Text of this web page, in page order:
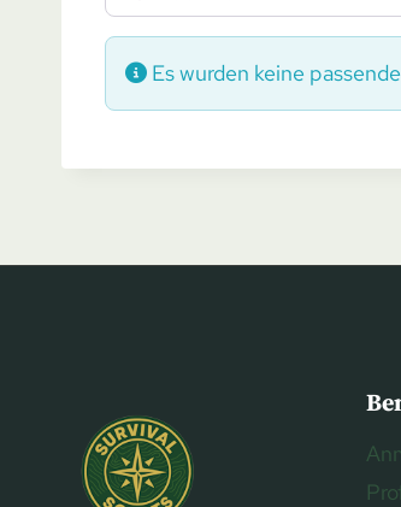
Es wurden keine